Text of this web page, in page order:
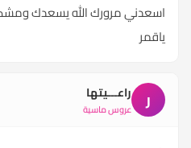
اسعدني مرورك الله يسعدك
ياقمر
ر راعـــيتها
عروس ماسية